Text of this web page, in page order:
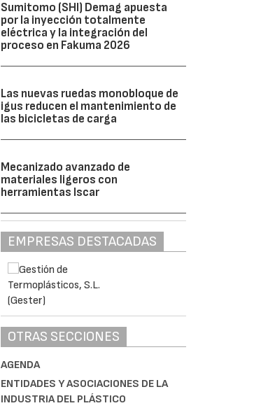
Sumitomo (SHI) Demag apuesta
por la inyección totalmente
eléctrica y la integración del
proceso en Fakuma 2026
Las nuevas ruedas monobloque de
igus reducen el mantenimiento de
las bicicletas de carga
Mecanizado avanzado de
materiales ligeros con
herramientas Iscar
EMPRESAS DESTACADAS
OTRAS SECCIONES
AGENDA
ENTIDADES Y ASOCIACIONES DE LA
INDUSTRIA DEL PLÁSTICO